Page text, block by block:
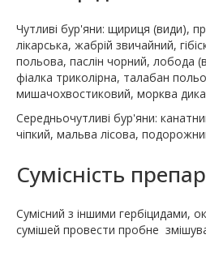
Чутливі бур'яни: щириця (види),
лікарська, жабрій звичайний,
польова, паслін чорний, лобода
фіалка триколірна, талабан
мишачохвостиковий, морква
Середньочутливі бур'яни:
чіпкий, мальва лісова,
Сумісність
Сумісний з іншими гербіцидами,
сумішей провести пробне